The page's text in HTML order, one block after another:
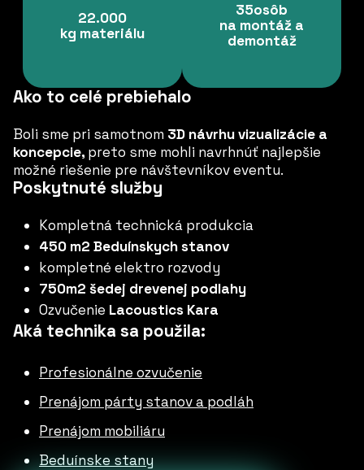
22.000
kg materiálu
35osôb
na montáž a
demontáž
Ako to celé prebiehalo
Boli sme pri samotnom 3D návrhu vizualizácie a
koncepcie, preto sme mohli navrhnúť najlepšie
možné riešenie pre návštevníkov eventu.
Poskytnuté služby
Kompletná technická produkcia
450 m2 Beduínskych stanov
kompletné elektro rozvody
750m2 šedej drevenej podlahy
Ozvučenie Lacoustics Kara
Aká technika sa použila:
Profesionálne ozvučenie
Prenájom párty stanov a podláh
Prenájom mobiliáru
Beduínske stany